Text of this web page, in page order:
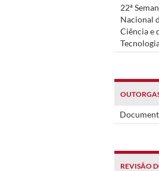
22ª
Nacional
Ciência e
REVISÃO